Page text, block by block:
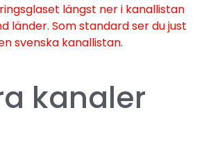
längst ner i kanallistan
länder. Som standard ser du just
svenska kanallistan.
kanaler